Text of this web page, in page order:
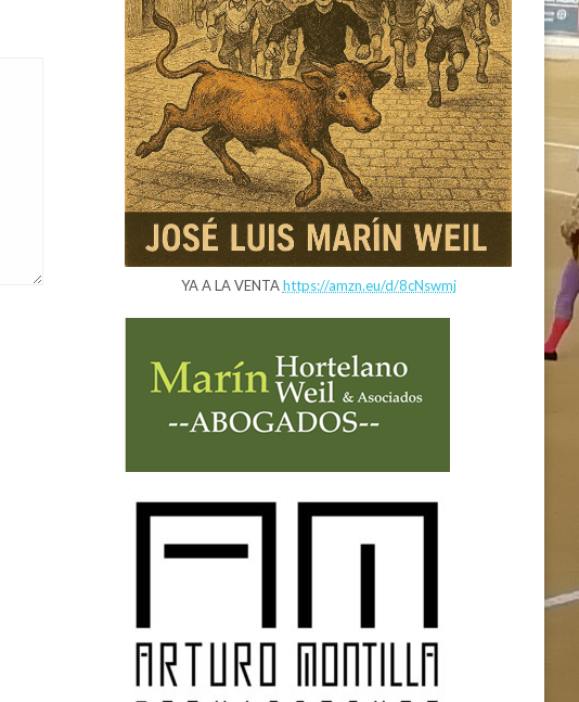
YA A LA VENTAhttps://amzn.eu/d/8cNswmj